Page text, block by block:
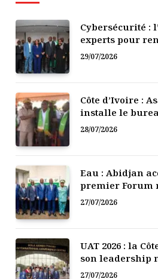
Cybersécurité :
experts pour
numérique de la
29/07/2026
Côte d’Ivoire :
installe le
mutuelle de
28/07/2026
Eau : Abidjan
premier Forum
l’Afrique de
27/07/2026
UAT 2026 : la
son leadership
Afrique
27/07/2026